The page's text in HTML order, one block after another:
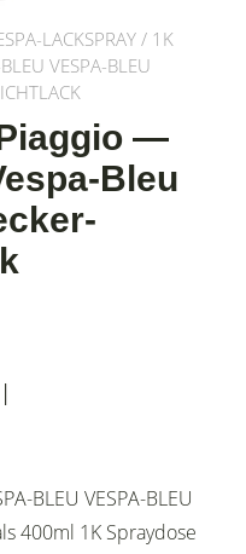
LACKSPRAY / 1K
VESPA-BLEU
—
Bleu
l
BLEU VESPA-BLEU
400ml 1K Spraydose